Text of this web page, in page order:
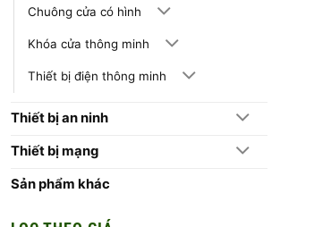
Chuông cửa có hình
Khóa cửa thông minh
Thiết bị điện thông minh
Thiết bị an ninh
Thiết bị mạng
Sản phẩm khác